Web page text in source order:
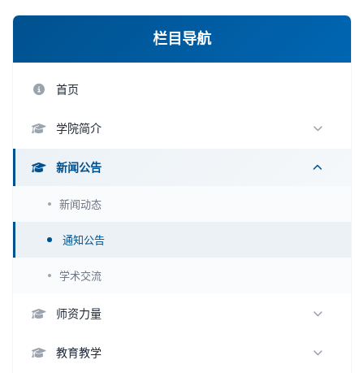
栏目导航
首页
学院简介
学院概况
领导班子
组织架构
历史沿革
新闻公告
新闻动态
通知公告
学术交流
师资力量
教师名录
教育教学